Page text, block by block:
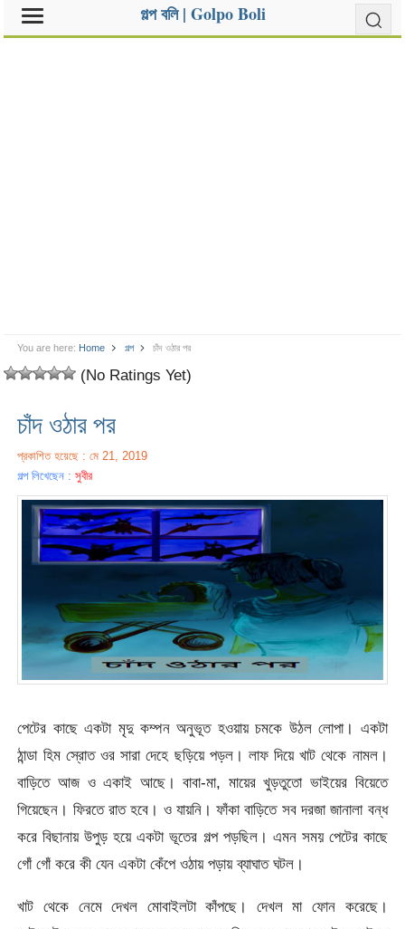
গল্প বলি | Golpo Boli
You are here: Home গল্প চাঁদ ওঠার পর
(No Ratings Yet)
চাঁদ ওঠার পর
প্রকাশিত হয়েছে : মে 21, 2019
গল্প লিখেছেন :সুবীর
পেটের কাছে একটা মৃদু কম্পন অনুভূত হওয়ায় চমকে উঠল লোপা। একটা
ঠান্ডা হিম স্রোত ওর সারা দেহে ছড়িয়ে পড়ল। লাফ দিয়ে খাট থেকে নামল।
বাড়িতে আজ ও একাই আছে। বাবা-মা, মায়ের খুড়তুতো ভাইয়ের বিয়েতে
গিয়েছেন। ফিরতে রাত হবে। ও যায়নি। ফাঁকা বাড়িতে সব দরজা জানালা বন্ধ
করে বিছানায় উপুড় হয়ে একটা ভূতের গল্প পড়ছিল। এমন সময় পেটের কাছে
গোঁ গোঁ করে কী যেন একটা কেঁপে ওঠায় পড়ায় ব্যাঘাত ঘটল।
খাট থেকে নেমে দেখল মোবাইলটা কাঁপছে। দেখল মা ফোন করেছে।